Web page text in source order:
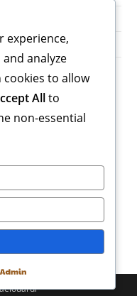
experience,
analyze
cookies to allow
Allto
non-essential